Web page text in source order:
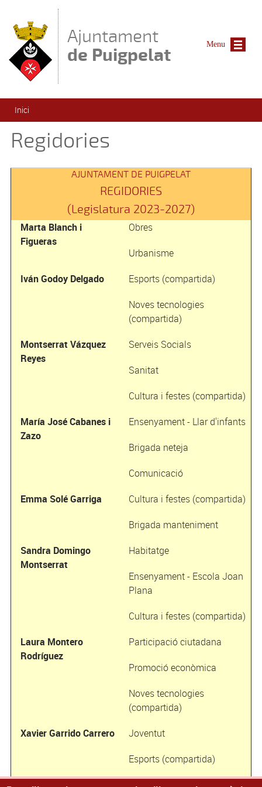
Ajuntament
de Puigpelat
Esteu aquí
Inici
Regidories
AJUNTAMENT DE PUIGPELAT
REGIDORIES
(Legislatura 2023-2027)
Marta Blanch i
Figueras
Obres
Urbanisme
Iván Godoy Delgado
Esports (compartida)
Noves tecnologies
(compartida)
Montserrat Vázquez
Reyes
Serveis Socials
Sanitat
Cultura i festes (compartida)
María José Cabanes i
Zazo
Ensenyament - Llar d'infants
Brigada neteja
Comunicació
Emma Solé Garriga
Cultura i festes (compartida)
Brigada manteniment
Sandra Domingo
Montserrat
Habitatge
Ensenyament - Escola Joan
Plana
Cultura i festes (compartida)
Laura Montero
Rodríguez
Participació ciutadana
Promoció econòmica
Noves tecnologies
(compartida)
Xavier Garrido Carrero
Joventut
Esports (compartida)
Menu